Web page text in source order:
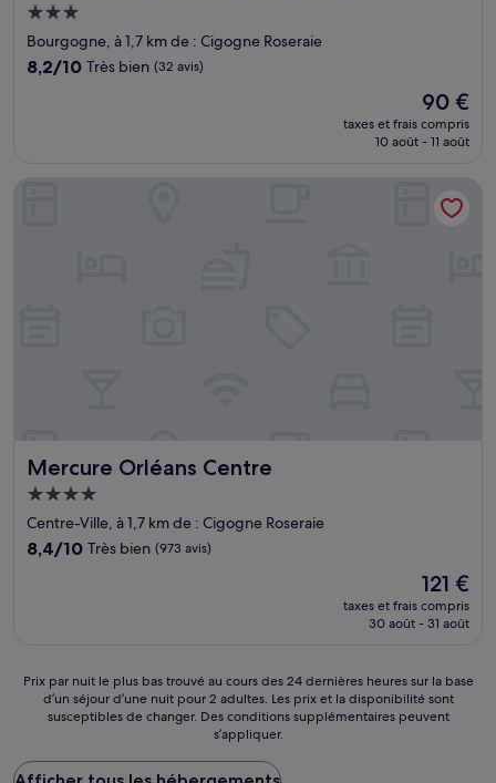
Hébergement
3.0 étoiles
Bourgogne, à 1,7 km de : Cigogne Roseraie
8.2
8,2/10 Très bien (32 avis)
Le
nouveau
prix
90 €
90 €
taxes et frais compris
10 août - 11 août
Mercure Orléans Centre
Mercure Orléans Centre
Hébergement
4.0 étoiles
Centre-Ville, à 1,7 km de : Cigogne Roseraie
8.4
8,4/10 Très bien (973 avis)
Le
nouveau
prix
121 €
121 €
taxes et frais compris
30 août - 31 août
Mercure Orléans Centre
Prix
plus
Prix par nuit le plus bas trouvé au cours des 24 dernières heures sur la base
d’un séjour d’une nuit pour 2 adultes. Les prix et la disponibilité sont
susceptibles de changer. Des conditions supplémentaires peuvent
s’appliquer.